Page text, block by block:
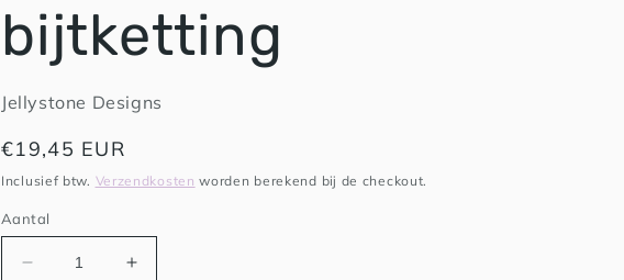
bijtketting
Jellystone Designs
Normale
prijs
€19,45 EUR
Inclusief btw. Verzendkosten worden berekend bij de checkout.
Aantal
Aantal
Aantal